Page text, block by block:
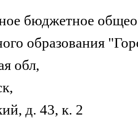
бюджетное
образования
обл,
д. 43, к. 2